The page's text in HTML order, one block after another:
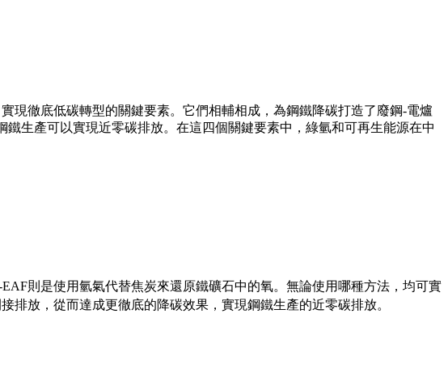
現徹底低碳轉型的關鍵要素。它們相輔相成，為鋼鐵降碳打造了廢鋼-電爐
生產可以實現近零碳排放。在這四個關鍵要素中，綠氫和可再生能源在中
則是使用氫氣代替焦炭來還原鐵礦石中的氧。無論使用哪種方法，均可實
放，從而達成更徹底的降碳效果，實現鋼鐵生產的近零碳排放。